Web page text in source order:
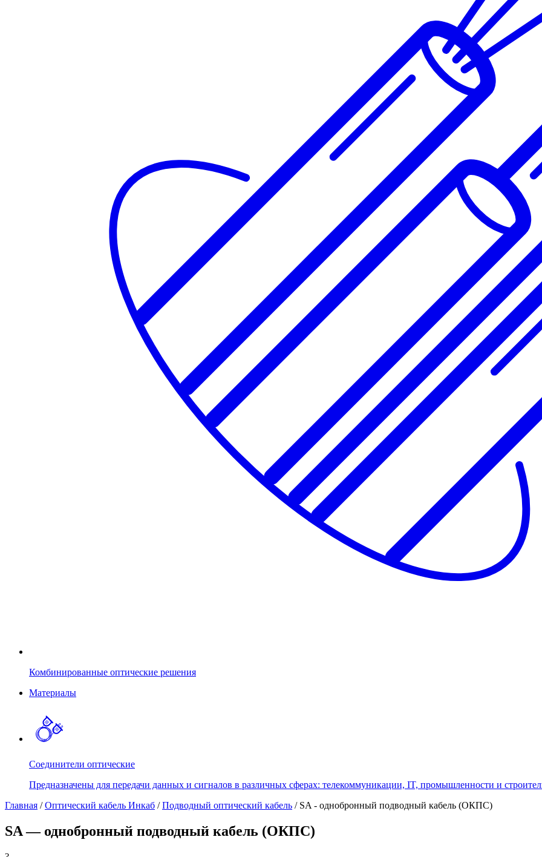
Комбинированные оптические решения
Материалы
Соединители оптические
Предназначены для передачи данных и сигналов в различных сферах: телекоммуникации, IT, промышленности и
Главная / Оптический кабель Инкаб / Подводный оптический кабель / SA - однобронный подводный кабель (ОКПС)
SA — однобронный подводный кабель (ОКПС)